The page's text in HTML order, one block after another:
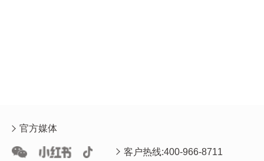
官方媒体
客户热线:400-966-8711